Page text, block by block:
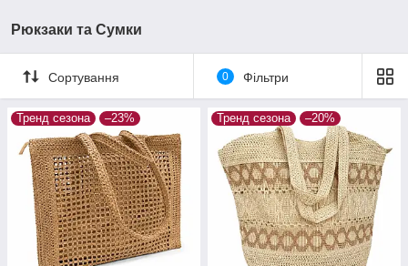
Рюкзаки та Сумки
Сортування 0 Фільтри
Тренд сезона –23% Тренд сезона –20%